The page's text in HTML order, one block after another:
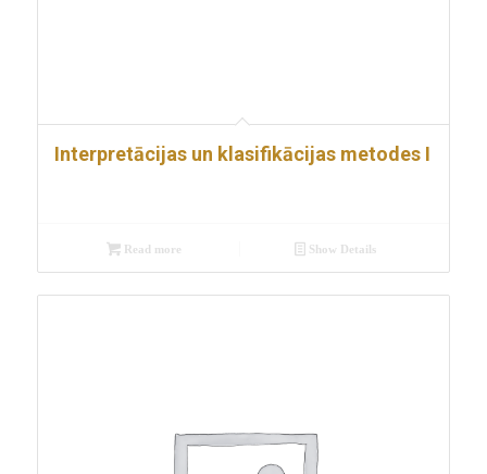
Interpretācijas un klasifikācijas metodes I
Read more Show Details